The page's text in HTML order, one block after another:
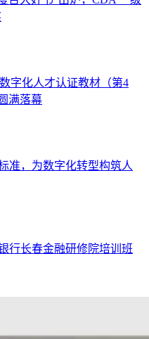
字化人才认证教材（第4
满落幕
准，为数字化转型构筑人
行长春金融研修院培训班